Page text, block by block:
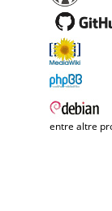
entre altre